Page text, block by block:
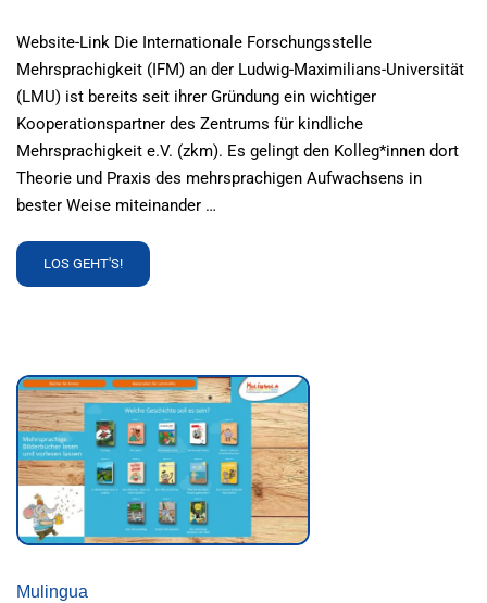
Website-Link Die Internationale Forschungsstelle
Mehrsprachigkeit (IFM) an der Ludwig-Maximilians-Universität
(LMU) ist bereits seit ihrer Gründung ein wichtiger
Kooperationspartner des Zentrums für kindliche
Mehrsprachigkeit e.V. (zkm). Es gelingt den Kolleg*innen dort
Theorie und Praxis des mehrsprachigen Aufwachsens in
bester Weise miteinander …
READ
MORE
LEBEN:
DAS
SAGT
DIE
WISSENSCHAFT
LOS GEHT'S!
Mulingua